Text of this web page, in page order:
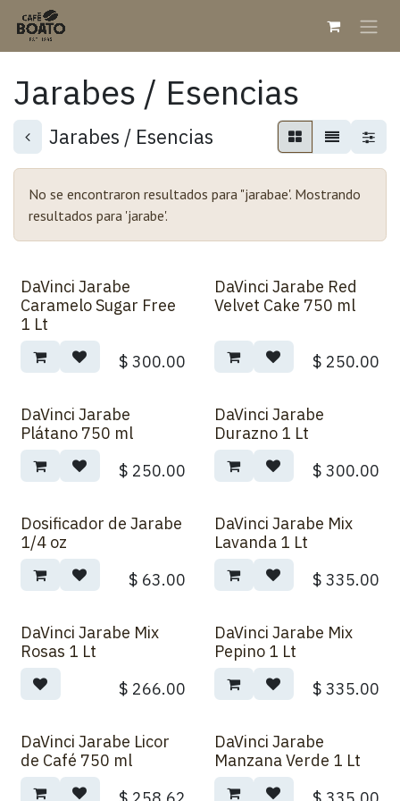
Ir al contenido
Jarabes / Esencias
Jarabes / Esencias
No se encontraron resultados para "jarabae'. Mostrando
resultados para 'jarabe'.
DaVinci Jarabe
Caramelo Sugar Free
1 Lt
$ 300.00
DaVinci Jarabe Red
Velvet Cake 750 ml
$ 250.00
DaVinci Jarabe
Plátano 750 ml
$ 250.00
DaVinci Jarabe
Durazno 1 Lt
$ 300.00
Dosificador de Jarabe
1/4 oz
$ 63.00
DaVinci Jarabe Mix
Lavanda 1 Lt
$ 335.00
DaVinci Jarabe Mix
Rosas 1 Lt
$ 266.00
DaVinci Jarabe Mix
Pepino 1 Lt
$ 335.00
DaVinci Jarabe Licor
de Café 750 ml
DaVinci Jarabe
Manzana Verde 1 Lt